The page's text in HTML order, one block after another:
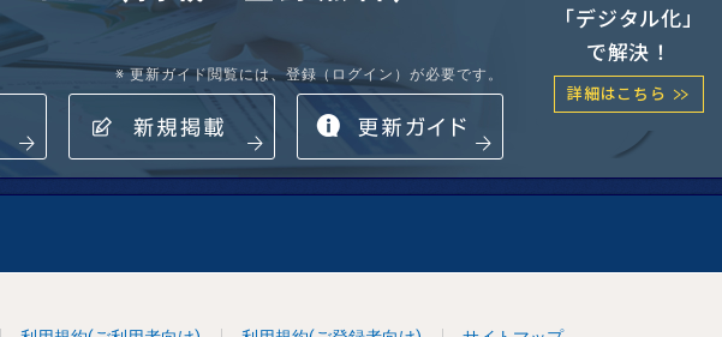
規掲載 会計事務所 募集中
※ 更新ガイド閲覧には、登録（ログイン）が必要です。
「デジタル化」
で解決！
詳細はこちら